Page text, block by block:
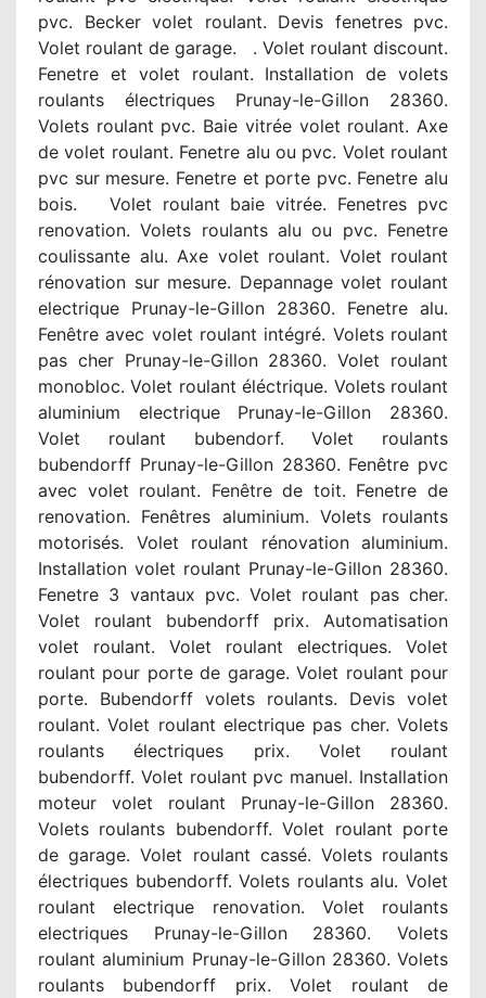
pvc. Becker volet roulant. Devis fenetres pvc.
Volet roulant de garage. . Volet roulant discount.
Fenetre et volet roulant. Installation de volets
roulants électriques Prunay-le-Gillon 28360.
Volets roulant pvc. Baie vitrée volet roulant. Axe
de volet roulant. Fenetre alu ou pvc. Volet roulant
pvc sur mesure. Fenetre et porte pvc. Fenetre alu
bois. Volet roulant baie vitrée. Fenetres pvc
renovation. Volets roulants alu ou pvc. Fenetre
coulissante alu. Axe volet roulant. Volet roulant
rénovation sur mesure. Depannage volet roulant
electrique Prunay-le-Gillon 28360. Fenetre alu.
Fenêtre avec volet roulant intégré. Volets roulant
pas cher Prunay-le-Gillon 28360. Volet roulant
monobloc. Volet roulant éléctrique. Volets roulant
aluminium electrique Prunay-le-Gillon 28360.
Volet roulant bubendorf. Volet roulants
bubendorff Prunay-le-Gillon 28360. Fenêtre pvc
avec volet roulant. Fenêtre de toit. Fenetre de
renovation. Fenêtres aluminium. Volets roulants
motorisés. Volet roulant rénovation aluminium.
Installation volet roulant Prunay-le-Gillon 28360.
Fenetre 3 vantaux pvc. Volet roulant pas cher.
Volet roulant bubendorff prix. Automatisation
volet roulant. Volet roulant electriques. Volet
roulant pour porte de garage. Volet roulant pour
porte. Bubendorff volets roulants. Devis volet
roulant. Volet roulant electrique pas cher. Volets
roulants électriques prix. Volet roulant
bubendorff. Volet roulant pvc manuel. Installation
moteur volet roulant Prunay-le-Gillon 28360.
Volets roulants bubendorff. Volet roulant porte
de garage. Volet roulant cassé. Volets roulants
électriques bubendorff. Volets roulants alu. Volet
roulant electrique renovation. Volet roulants
electriques Prunay-le-Gillon 28360. Volets
roulant aluminium Prunay-le-Gillon 28360. Volets
roulants bubendorff prix. Volet roulant de